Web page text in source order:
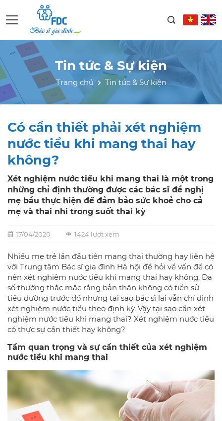
Tin tức & Sự kiện
Trang chủ Tin tức & Sự kiện
Có cần thiết phải xét nghiệm
nước tiểu khi mang thai hay
không?
Xét nghiệm nước tiểu khi mang thai là một trong
những chỉ định thường được các bác sĩ đề nghị
mẹ bầu thực hiện để đảm bảo sức khoẻ cho cả
mẹ và thai nhi trong suốt thai kỳ
17/04/2020 1424 lượt xem
Nhiều mẹ trẻ lần đầu tiên mang thai thường hay liên hệ
với Trung tâm Bác sĩ gia đình Hà hội để hỏi về vấn đề có
nên xét nghiệm nước tiểu khi mang thai hay không. Đa
số thường thắc mắc rằng bản thân không có tiền sử
tiểu đường trước đó nhưng tại sao bác sĩ lại vẫn chỉ định
xét nghiệm nước tiểu theo định kỳ. Vậy tại sao cần xét
nghiệm nước tiểu khi mang thai? Xét nghiệm nước tiểu
có thực sự cần thiết hay không?
Tầm quan trọng và sự cần thiết của xét nghiệm
nước tiểu khi mang thai